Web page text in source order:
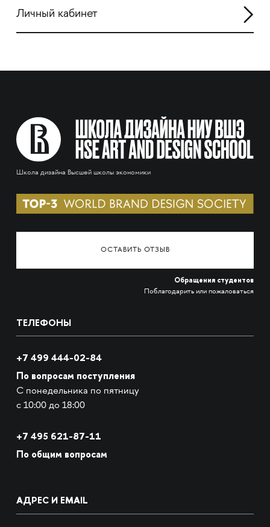
Личный кабинет
Школа дизайна Высшей школы экономики
ОСТАВИТЬ ОТЗЫВ
Обращения студентов
Поблагодарить или пожаловаться
ТЕЛЕФОНЫ
+7 499 444-02-84
По вопросам поступления
С понедельника по пятницу
с 10:00 до 18:00
+7 495 621-87-11
По общим вопросам
АДРЕС И EMAIL